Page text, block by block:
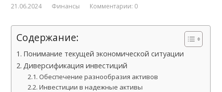
21.06.2024 Финансы Комментарии: 0
Содержание:
Понимание текущей экономической ситуации
Диверсификация инвестиций
Обеспечение разнообразия активов
Инвестиции в надежные активы